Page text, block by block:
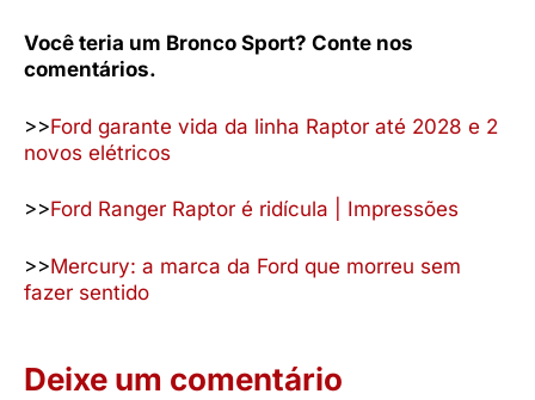
Você teria um Bronco Sport? Conte nos
comentários.
>>Ford garante vida da linha Raptor até 2028 e 2
novos elétricos
>>Ford Ranger Raptor é ridícula | Impressões
>>Mercury: a marca da Ford que morreu sem
fazer sentido
Deixe um comentário